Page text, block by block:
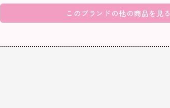
このブランドの他の商品を見る